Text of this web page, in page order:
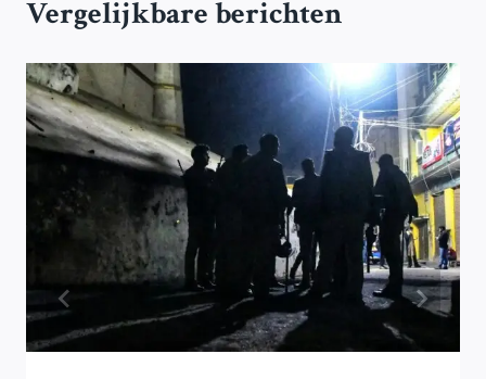
Vergelijkbare berichten